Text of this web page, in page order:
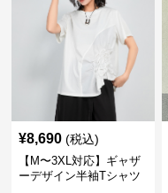
¥8,690 (税込)
【M〜3XL対応】ギャザ
ーデザイン半袖Tシャツ